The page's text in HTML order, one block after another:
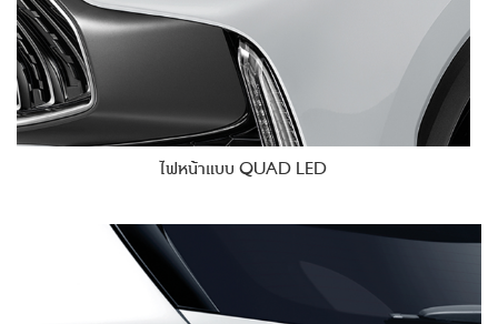
ไฟหน้าแบบ QUAD LED